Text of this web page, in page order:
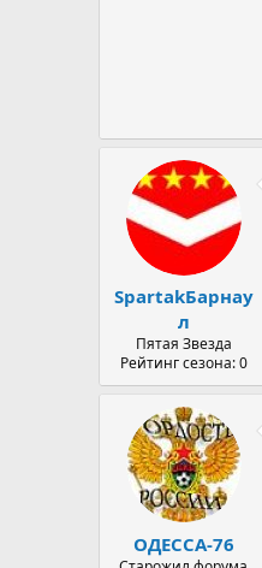
SpartakБарнау
л
Пятая Звезда
Рейтинг сезона: 0
ОДЕССА-76